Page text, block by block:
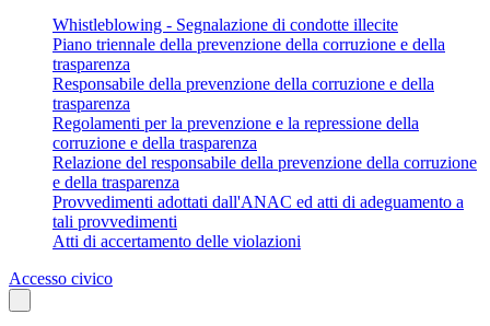
Whistleblowing - Segnalazione di condotte illecite
Piano triennale della prevenzione della corruzione e della
trasparenza
Responsabile della prevenzione della corruzione e della
trasparenza
Regolamenti per la prevenzione e la repressione della
corruzione e della trasparenza
Relazione del responsabile della prevenzione della corruzione
e della trasparenza
Provvedimenti adottati dall'ANAC ed atti di adeguamento a
tali provvedimenti
Atti di accertamento delle violazioni
Accesso civico